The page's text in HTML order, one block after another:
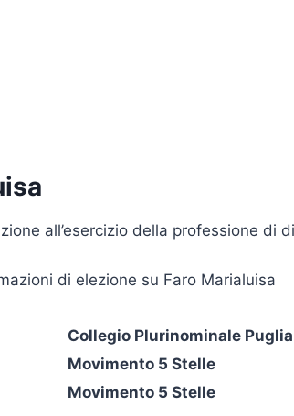
all’esercizio della professione di
di elezione su Faro Marialuisa
Collegio Plurinominale
Movimento 5 Stelle
Movimento 5 Stelle